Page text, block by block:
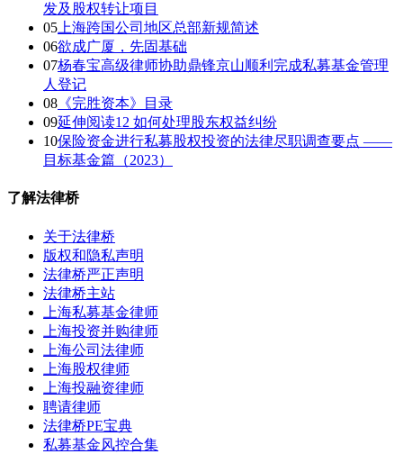
发及股权转让项目
05 上海跨国公司地区总部新规简述
06欲成广厦，先固基础
07杨春宝高级律师协助鼎锋京山顺利完成私募基金管理
人登记
08 《完胜资本》目录
09延伸阅读12 如何处理股东权益纠纷
10保险资金进行私募股权投资的法律尽职调查要点 ——
目标基金篇（2023）
了解法律桥
关于法律桥
版权和隐私声明
法律桥严正声明
法律桥主站
上海私募基金律师
上海投资并购律师
上海公司法律师
上海股权律师
上海投融资律师
聘请律师
法律桥PE宝典
私募基金风控合集